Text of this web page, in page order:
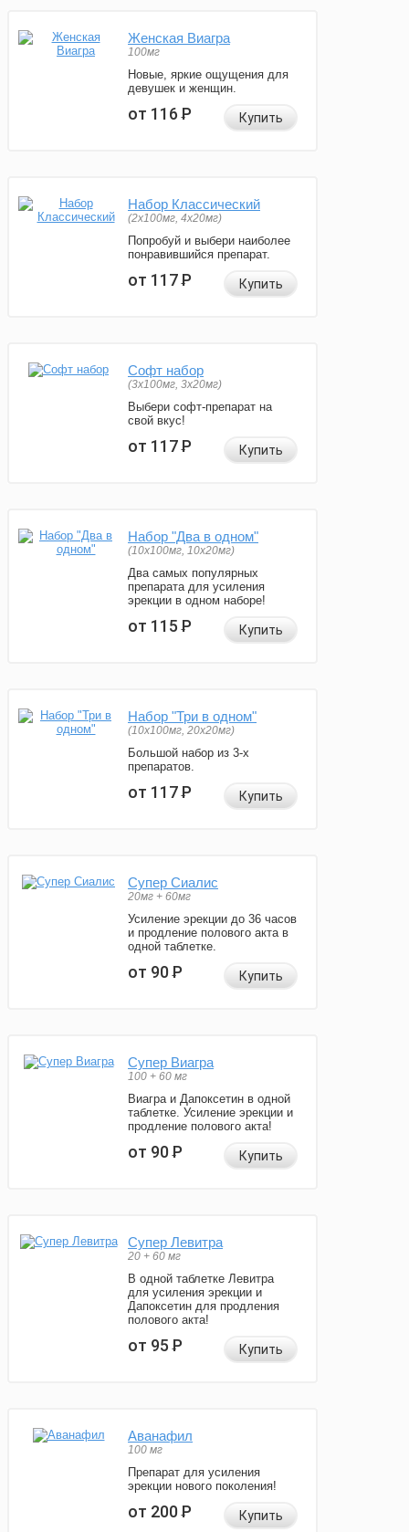
Женская Виагра
100мг
Новые, яркие ощущения для
девушек и женщин.
от 116Р Купить
Набор Классический
(2x100мг, 4x20мг)
Попробуй и выбери наиболее
понравившийся препарат.
от 117Р Купить
Софт набор
(3x100мг, 3x20мг)
Выбери софт-препарат на
свой вкус!
от 117Р Купить
Набор "Два в одном"
(10x100мг, 10x20мг)
Два самых популярных
препарата для усиления
эрекции в одном наборе!
от 115Р Купить
Набор "Три в одном"
(10x100мг, 20x20мг)
Большой набор из 3-х
препаратов.
от 117Р Купить
Супер Сиалис
20мг + 60мг
Усиление эрекции до 36 часов
и продление полового акта в
одной таблетке.
от 90Р Купить
Супер Виагра
100 + 60 мг
Виагра и Дапоксетин в одной
таблетке. Усиление эрекции и
продление полового акта!
от 90Р Купить
Супер Левитра
20 + 60 мг
В одной таблетке Левитра
для усиления эрекции и
Дапоксетин для продления
полового акта!
от 95Р Купить
Аванафил
100 мг
Препарат для усиления
эрекции нового поколения!
от 200Р Купить